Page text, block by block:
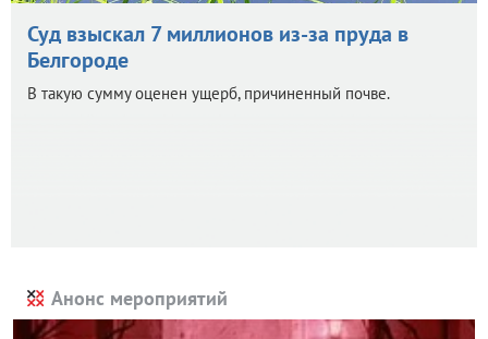
Суд взыскал 7 миллионов из-за пруда в
Белгороде
В такую сумму оценен ущерб, причиненный почве.
Анонс мероприятий